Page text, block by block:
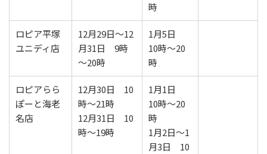
時
ロピア平塚
ユニディ店
12月29日～12
月31日 9時
～20時
1月5日
10時～20
時
ロピアらら
ぽーと海老
名店
12月30日 10
時～21時
12月31日 10
時～19時
1月1日
10時～20
時
1月2日～1
月3日 10